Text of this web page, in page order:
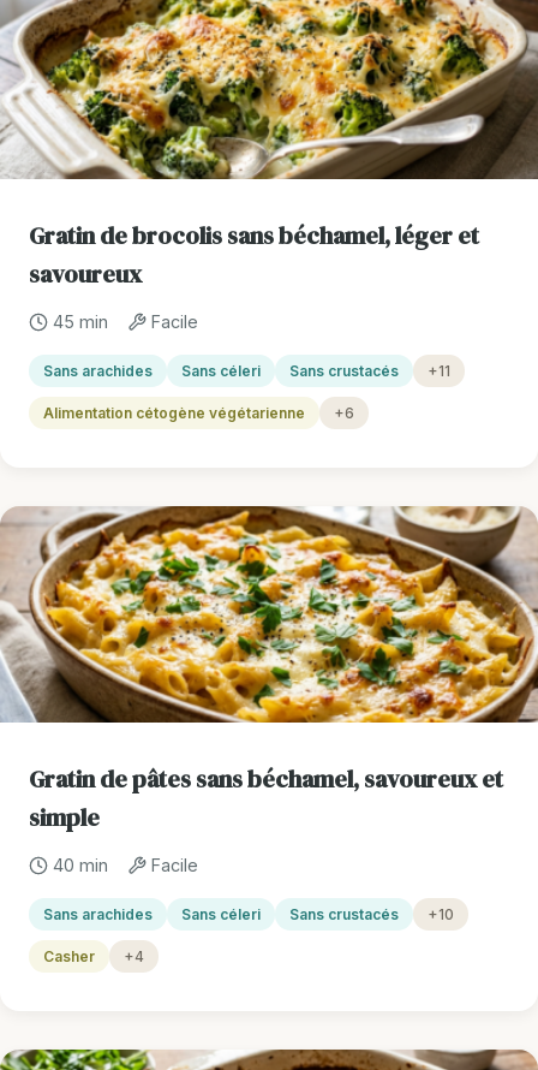
Gratin de brocolis sans béchamel, léger et
savoureux
45 min Facile
Sans arachides Sans céleri Sans crustacés +11
Alimentation cétogène végétarienne +6
Gratin de pâtes sans béchamel, savoureux et
simple
40 min Facile
Sans arachides Sans céleri Sans crustacés +10
Casher +4